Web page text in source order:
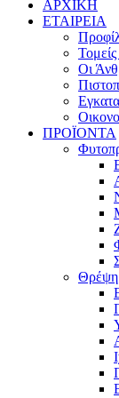
ΑΡΧΙΚΗ
ΕΤΑΙΡΕΙΑ
Οι
ΠΡΟΪΟΝΤΑ
Θρέψη